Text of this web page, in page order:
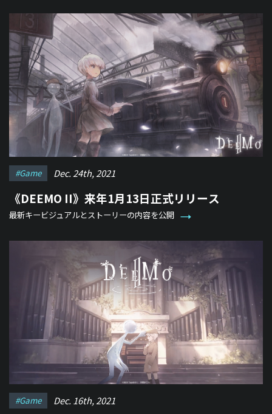
#game Dec. 24th, 2021
《DEEMO II》来年1月13日正式リリース
最新キービジュアルとストーリーの内容を公開
#game Dec. 16th, 2021